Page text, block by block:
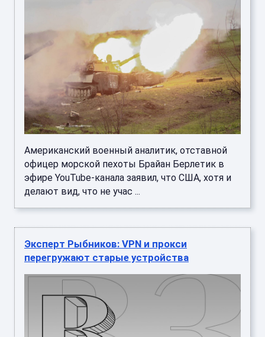
Американский военный аналитик, отставной
офицер морской пехоты Брайан Берлетик в
эфире YouTube-канала заявил, что США, хотя и
делают вид, что не учас ...
Эксперт Рыбников: VPN и прокси
перегружают старые устройства